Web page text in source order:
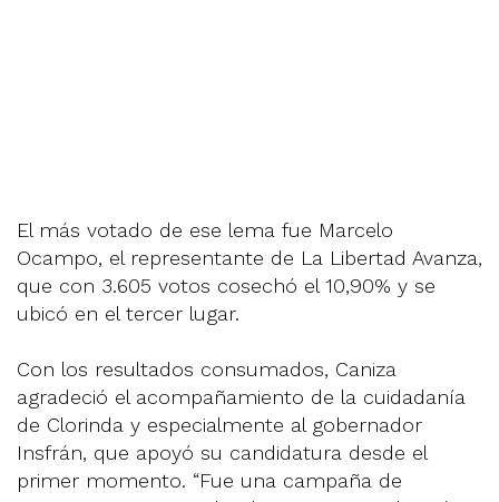
El más votado de ese lema fue Marcelo
Ocampo, el representante de La Libertad Avanza,
que con 3.605 votos cosechó el 10,90% y se
ubicó en el tercer lugar.
Con los resultados consumados, Caniza
agradeció el acompañamiento de la cuidadanía
de Clorinda y especialmente al gobernador
Insfrán, que apoyó su candidatura desde el
primer momento. “Fue una campaña de